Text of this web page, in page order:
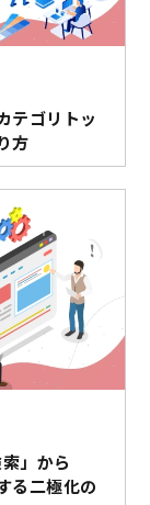
テゴリトッ
方
」から
る二極化の